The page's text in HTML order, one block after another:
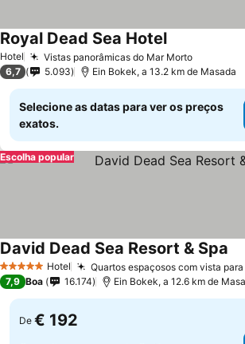
Hotel Vistas panorâmicas do Mar MortoVer
Royal Dead Sea HotelVer preços
6,7 5.093 Ein Bokek, a 13.2 km de Masada
Selecione as datas para ver os preços
exatos.
Escolha popular
5 Estrelas Hotel Quartos espaçosos com vista
David Dead Sea Resort & Spa
7,9 Boa 16.174 Ein Bokek, a 12.6 km de
De € 192